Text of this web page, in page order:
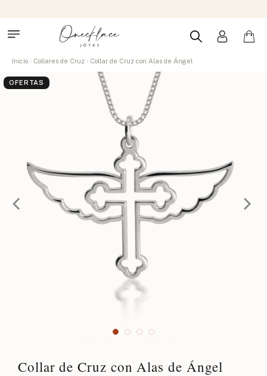
Inicio Collares de Cruz Collar de Cruz con Alas de Ángel
OFERTAS
Collar de Cruz con Alas de Ángel